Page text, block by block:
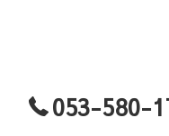
053-580-